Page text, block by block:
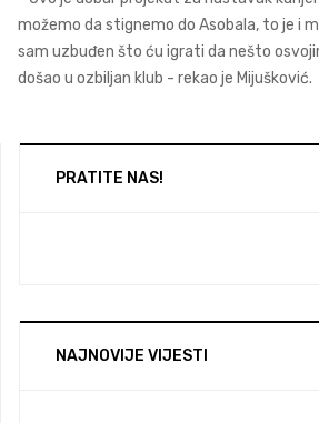
možemo da stignemo do Asobala, to je i
sam uzbuđen što ću igrati da nešto
došao u ozbiljan klub - rekao je Mijušković.
PRATITE NAS!
NAJNOVIJE VIJESTI